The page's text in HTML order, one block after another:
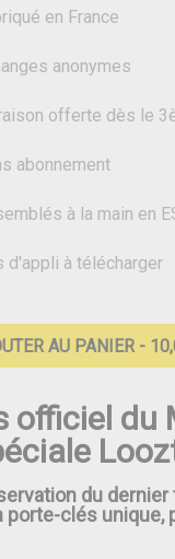
en France
anonymes
offerte dès le
abonnement
à la main en
d'appli à télécharger
officiel du
du
porte-clés unique,